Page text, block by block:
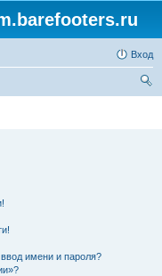
Вход
имени и пароля?